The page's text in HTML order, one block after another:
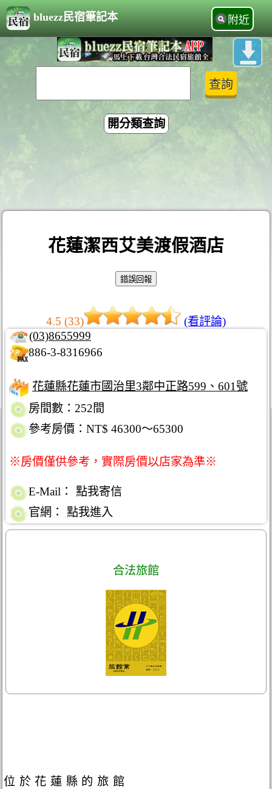
bluezz民宿筆記本 附近
開分類查詢
花蓮潔西艾美渡假酒店
4.5 (33)
(看評論)
(03)8655999
886-3-8316966
花蓮縣花蓮市國治里3鄰中正路599、601號
房間數：252間
參考房價：NT$ 46300～65300
※房價僅供參考，實際房價以店家為準※
E-Mail：
點我寄信
官網：
點我進入
合法旅館
位於花蓮縣的旅館